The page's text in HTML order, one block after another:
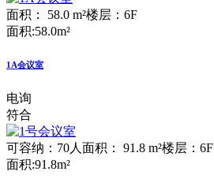
面积： 58.0 m²楼层：6F
面积:58.0m²
1A会议室
电询
符合
可容纳：70人 面积： 91.8 m²楼层：6F
面积:91.8m²